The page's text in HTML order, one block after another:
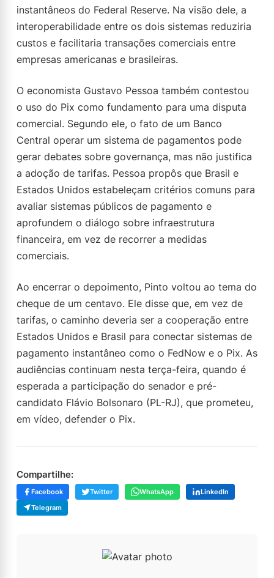
instantâneos do Federal Reserve. Na visão dele, a
interoperabilidade entre os dois sistemas reduziria
custos e facilitaria transações comerciais entre
empresas americanas e brasileiras.
O economista Gustavo Pessoa também contestou
o uso do Pix como fundamento para uma disputa
comercial. Segundo ele, o fato de um Banco
Central operar um sistema de pagamentos pode
gerar debates sobre governança, mas não justifica
a adoção de tarifas. Pessoa propôs que Brasil e
Estados Unidos estabeleçam critérios comuns para
avaliar sistemas públicos de pagamento e
aprofundem o diálogo sobre infraestrutura
financeira, em vez de recorrer a medidas
comerciais.
Ao encerrar o depoimento, Pinto voltou ao tema do
cheque de um centavo. Ele disse que, em vez de
tarifas, o caminho deveria ser a cooperação entre
Estados Unidos e Brasil para conectar sistemas de
pagamento instantâneo como o FedNow e o Pix. As
audiências continuam nesta terça-feira, quando é
esperada a participação do senador e pré-
candidato Flávio Bolsonaro (PL-RJ), que prometeu,
em vídeo, defender o Pix.
Compartilhe:
Facebook Twitter WhatsApp
LinkedIn
Telegram